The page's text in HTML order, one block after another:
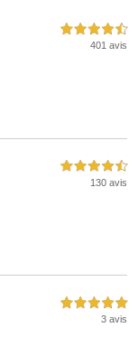
4,5 étoiles sur 5
401 avis
4,5 étoiles sur 5
130 avis
5,0 étoiles sur 5
3 avis